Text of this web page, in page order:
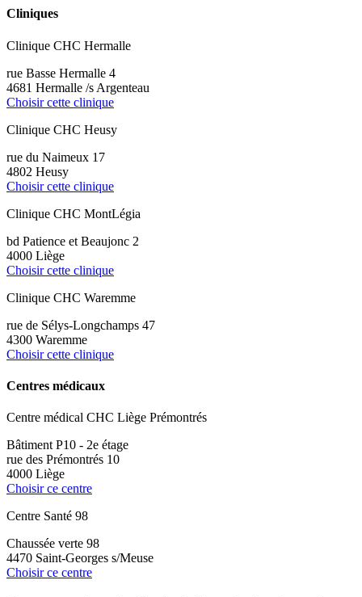
Cliniques
Clinique CHC Hermalle
rue Basse Hermalle 4
4681 Hermalle /s Argenteau
Choisir cette clinique
Clinique CHC Heusy
rue du Naimeux 17
4802 Heusy
Choisir cette clinique
Clinique CHC MontLégia
bd Patience et Beaujonc 2
4000 Liège
Choisir cette clinique
Clinique CHC Waremme
rue de Sélys-Longchamps 47
4300 Waremme
Choisir cette clinique
Centres médicaux
Centre médical CHC Liège Prémontrés
Bâtiment P10 - 2e étage
rue des Prémontrés 10
4000 Liège
Choisir ce centre
Centre Santé 98
Chaussée verte 98
4470 Saint-Georges s/Meuse
Choisir ce centre